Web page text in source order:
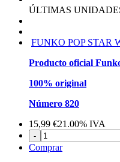
ÚLTIMAS
FUNKO POP STAR
Producto oficial
100% original
Número 820
15,99 €21.00% IVA
-
Comprar